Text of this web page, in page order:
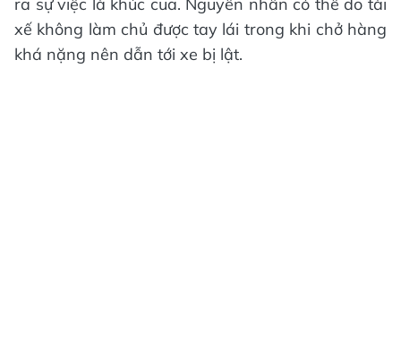
ra sự việc là khúc cua. Nguyên nhân có thể do tài
xế không làm chủ được tay lái trong khi chở hàng
khá nặng nên dẫn tới xe bị lật.